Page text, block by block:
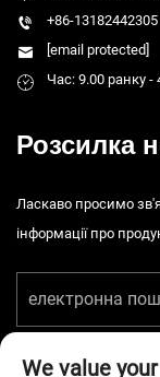
+86-13182442305
[email protected]
Час: 9.00 ранку -
Розсилка
Ласкаво просимо
інформації про
We value